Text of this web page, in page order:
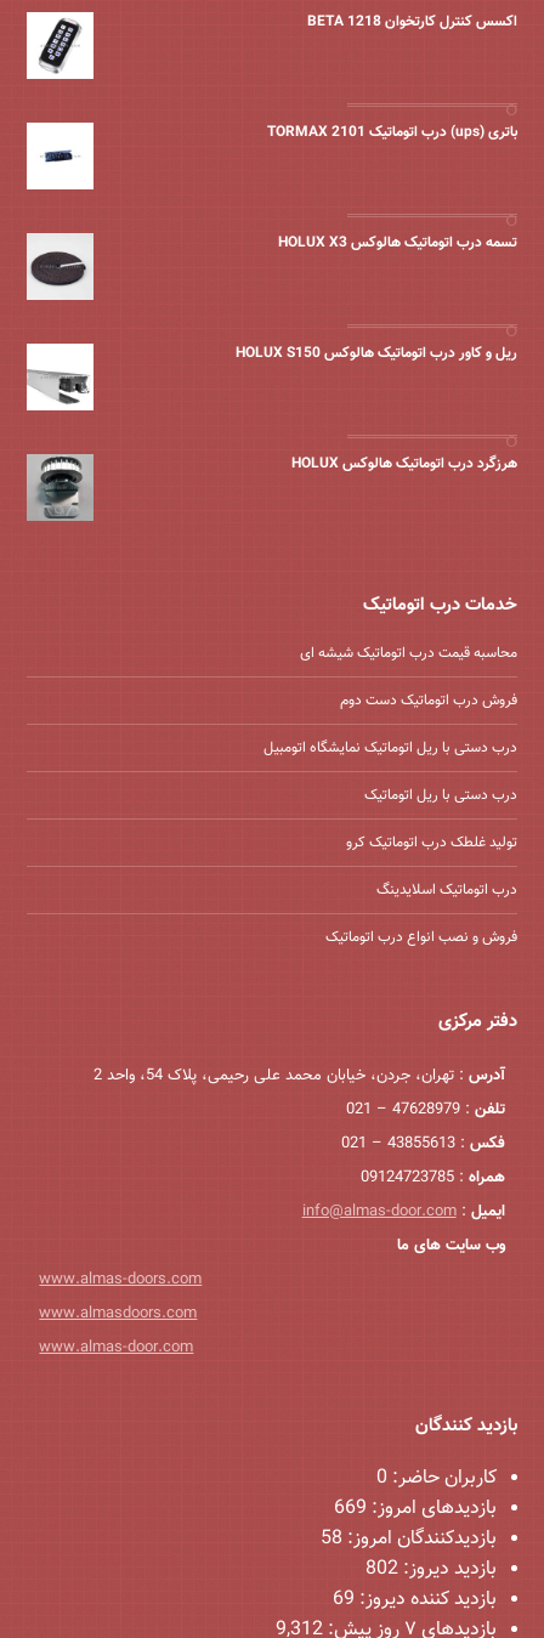
اکسس کنترل کارتخوان BETA 1218
باتری (ups) درب اتوماتیک TORMAX 2101
تسمه درب اتوماتیک هالوکس HOLUX X3
ریل و کاور درب اتوماتیک هالوکس HOLUX S150
هرزگرد درب اتوماتیک هالوکس HOLUX
خدمات درب اتوماتیک
محاسبه قیمت درب اتوماتیک شیشه ‌ای
فروش درب اتوماتیک دست دوم
درب دستی با ریل اتوماتیک نمایشگاه اتومبیل
درب دستی با ریل اتوماتیک
تولید غلطک درب اتوماتیک کرو
درب اتوماتیک اسلایدینگ
فروش و نصب انواع درب اتوماتیک
دفتر مرکزی
آدرس : تهران، جردن، خیابان محمد علی رحیمی، پلاک 54، واحد 2
تلفن : 47628979 – 021
فکس : 43855613 – 021
همراه : 09124723785
ایمیل :
info@almas-door.com
وب سایت های ما
www.almas-doors.com
www.almasdoors.com
www.almas-door.com
بازدید کنندگان
کاربران حاضر: 0
بازدیدهای امروز: 669
بازدیدکنندگان امروز: 58
بازدید دیروز:802
بازدید کننده دیروز: 69
بازدیدهای ۷ روز پیش:
9,312